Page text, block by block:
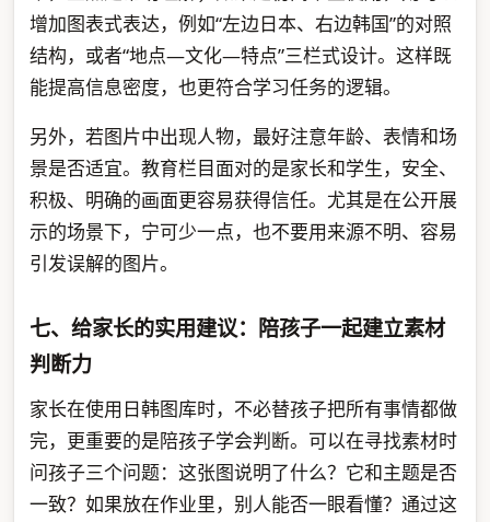
增加图表式表达，例如“左边日本、右边韩国”的对照
结构，或者“地点—文化—特点”三栏式设计。这样既
能提高信息密度，也更符合学习任务的逻辑。
另外，若图片中出现人物，最好注意年龄、表情和场
景是否适宜。教育栏目面对的是家长和学生，安全、
积极、明确的画面更容易获得信任。尤其是在公开展
示的场景下，宁可少一点，也不要用来源不明、容易
引发误解的图片。
七、给家长的实用建议：陪孩子一起建立素材
判断力
家长在使用日韩图库时，不必替孩子把所有事情都做
完，更重要的是陪孩子学会判断。可以在寻找素材时
问孩子三个问题：这张图说明了什么？它和主题是否
一致？如果放在作业里，别人能否一眼看懂？通过这